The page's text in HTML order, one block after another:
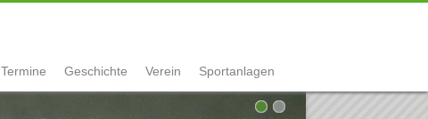
Termine Geschichte Verein Sportanlagen